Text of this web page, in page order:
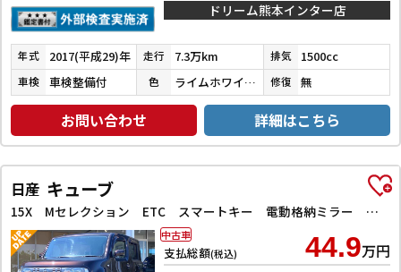
ドリーム熊本インター店
年式 2017(平成29)年 走行 7.3万km 排気 1500cc
車検 車検整備付 色 ライムホワイトパールクリスタルシャイン 修復 無
お問い合わせ 詳細はこちら
日産 キューブ
15X Mセレクション ETC スマートキー 電動格納ミラー ベンチシート CVT CD 盗難防止システム 衝突安全ボディ ABS エアコン パワーステアリング パワーウィンドウ
支払総額(税込) 44.9万円
中古車